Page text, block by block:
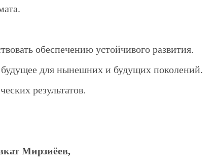
обеспечению устойчивого развития.
для нынешних и будущих поколений.
результатов.
Мирзиёев,